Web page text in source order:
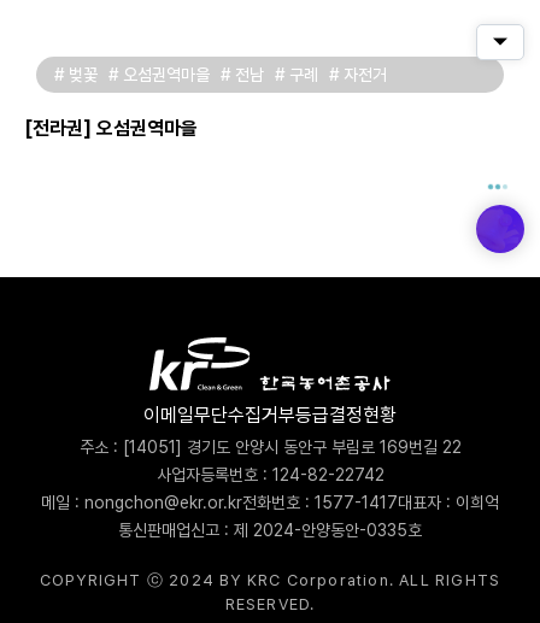
# 벚꽃 # 오섬권역마을 # 전남 # 구례 # 자전거
[전라권] 오섬권역마을
퀵메
이메일무단수집거부등급결정현황
주소 : [14051] 경기도 안양시 동안구 부림로 169번길 22
사업자등록번호 : 124-82-22742
메일 : nongchon@ekr.or.kr전화번호 : 1577-1417대표자 : 이희억
통신판매업신고 : 제 2024-안양동안-0335호
COPYRIGHT ⓒ 2024 BY KRC Corporation. ALL RIGHTS
RESERVED.